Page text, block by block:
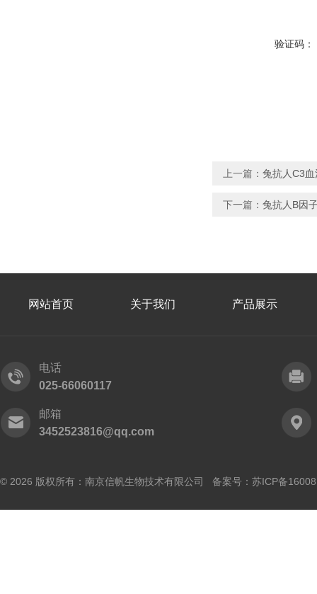
验证码：
上一篇： 兔抗人C3血
下一篇： 兔抗人B因
网站首页 关于我们 产品展示
电话
025-66060117
邮箱
3452523816@qq.com
© 2026 版权所有：南京信帆生物技术有限公司 备案号： 苏ICP备